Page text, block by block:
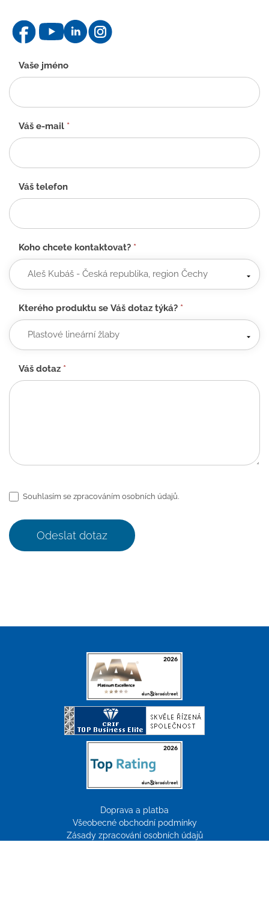
Kontaktní
formulář
-
CZ
Vaše jméno
Váš e-mail *
Váš telefon
Koho chcete kontaktovat? *
Kterého produktu se Váš dotaz týká? *
Váš dotaz *
Souhlasím se zpracováním osobních údajů.
Odeslat dotaz
Doprava a platba
Všeobecné obchodní podmínky
Zásady zpracování osobních údajů